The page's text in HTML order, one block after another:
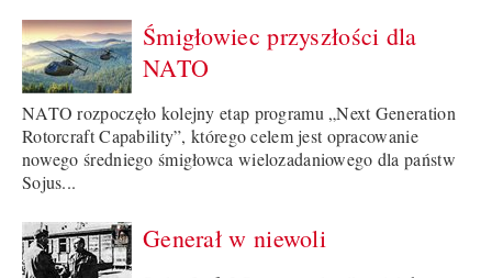
Śmigłowiec przyszłości dla
NATO
NATO rozpoczęło kolejny etap programu „Next Generation
Rotorcraft Capability”, którego celem jest opracowanie
nowego średniego śmigłowca wielozadaniowego dla państw
Sojus...
Generał w niewoli